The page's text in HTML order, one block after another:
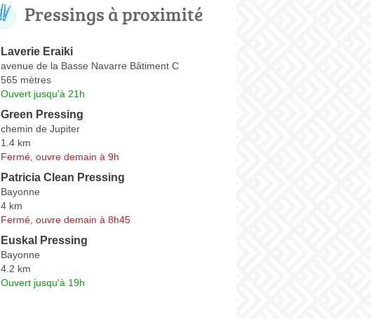
Pressings à proximité
Laverie Eraiki
avenue de la Basse Navarre Bâtiment C
565 mètres
Ouvert jusqu'à 21h
Green Pressing
chemin de Jupiter
1.4 km
Fermé, ouvre demain à 9h
Patricia Clean Pressing
Bayonne
4 km
Fermé, ouvre demain à 8h45
Euskal Pressing
Bayonne
4.2 km
Ouvert jusqu'à 19h